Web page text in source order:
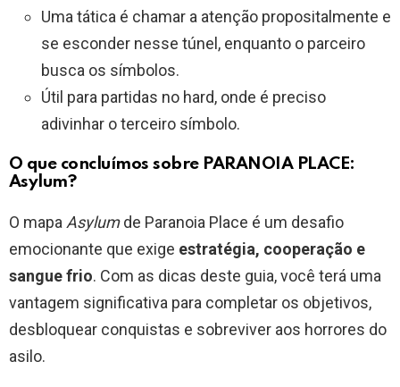
Uma tática é chamar a atenção propositalmente e
se esconder nesse túnel, enquanto o parceiro
busca os símbolos.
Útil para partidas no hard, onde é preciso
adivinhar o terceiro símbolo.
O que concluímos sobre PARANOIA PLACE:
Asylum?
O mapa Asylumde Paranoia Place é um desafio
emocionante que exige estratégia, cooperação e
sangue frio. Com as dicas deste guia, você terá uma
vantagem significativa para completar os objetivos,
desbloquear conquistas e sobreviver aos horrores do
asilo.